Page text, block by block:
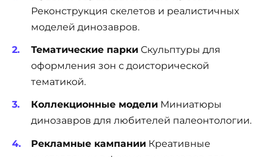
Реконструкция скелетов и реалистичных
моделей динозавров.
Тематические парки Скульптуры для
оформления зон с доисторической
тематикой.
Коллекционные модели Миниатюры
динозавров для любителей палеонтологии.
Рекламные кампании Креативные